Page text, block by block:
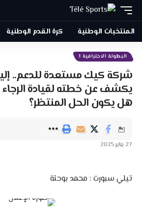
المنتخبات الوطنية كرة القدم الوطنية
البطولة الاحترافية 1
شركة كيك مستعدة للدعم..
يكشف عن خطته لقيادة الرجاء
هل يكون الحل المنتظر؟
تيلي سبورت : محمد بوحتة